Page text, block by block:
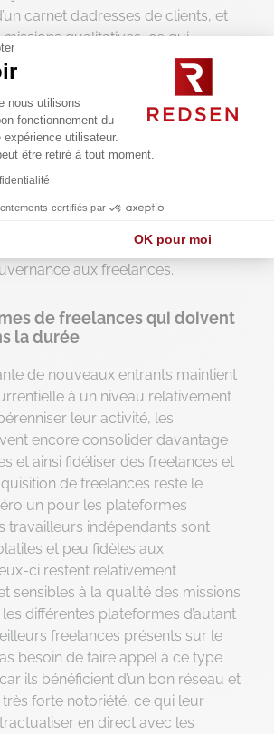
carnet d’adresses de clients, et
qualitatives, ce qui
proposition de valeur pour les
de facilité leur quotidien.
ont eu des approches
le modèle freemium, avec
gratuit et un abonnement
des fonctionnalités premium.
même des acteurs qui proposent
Talao) qui a pour intention de
aux freelances.
de freelances qui doivent
la durée
de nouveaux entrants maintient
à un niveau relativement
leur activité, les
encore consolider davantage
et ainsi fidéliser des freelances et
de freelances reste le
un pour les plateformes
travailleurs indépendants sont
et peu fidèles aux
ci restent relativement
sensibles à la qualité des missions
différentes plateformes d’autant
freelances présents sur le
besoin de faire appel à ce type
ils bénéficient d’un bon réseau et
très forte notoriété, ce qui leur
en direct avec les
nous utilisons
fonctionnement du
utilisateur.
être retiré à tout moment.
certifiés par
OK pour moi
du Consentement : Personnalisez vos